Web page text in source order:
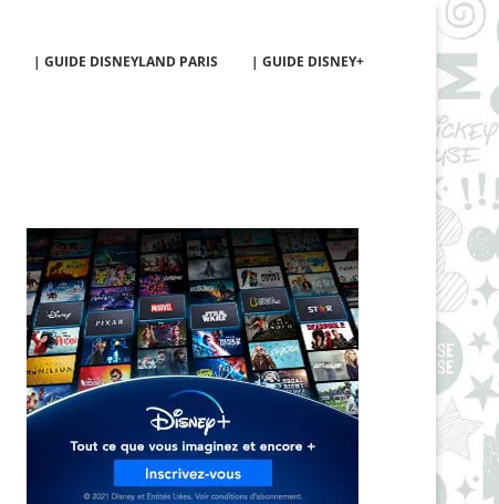
| GUIDE DISNEYLAND PARIS | GUIDE DISNEY+